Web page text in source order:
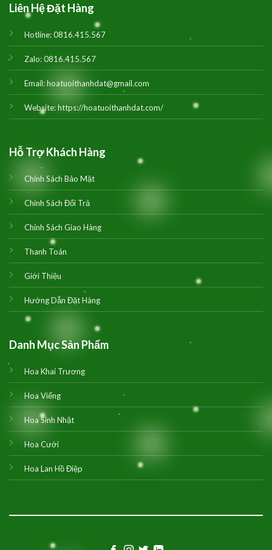
Liên Hệ Đặt Hàng
Hotline:0816.415.567
Zalo:0816.415.567
Email:hoatuoithanhdat@gmail.com
Website:https://hoatuoithanhdat.com/
Hỗ Trợ Khách Hàng
Chính Sách Bảo Mật
Chính Sách Đổi Trả
Chính Sách Giao Hàng
Thanh Toán
Giới Thiệu
Hướng Dẫn Đặt Hàng
Danh Mục Sản Phẩm
Hoa Khai Trương
Hoa Viếng
Hoa Sinh Nhật
Hoa Cưới
Hoa Lan Hồ Điệp